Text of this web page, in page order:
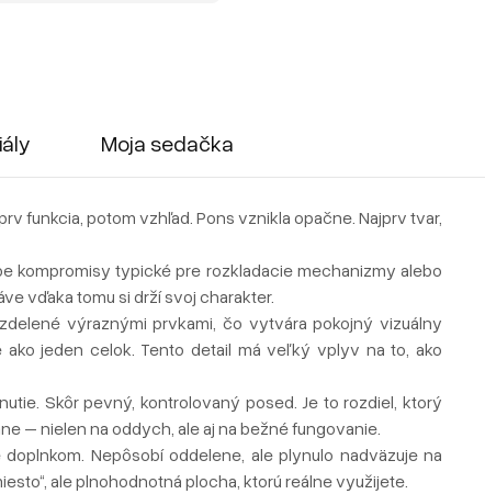
Moja sedačka
funkcia, potom vzhľad. Pons vznikla opačne. Najprv tvar,
kompromisy typické pre rozkladacie mechanizmy alebo
vďaka tomu si drží svoj charakter.
výraznými prvkami, čo vytvára pokojný vizuálny
ako jeden celok. Tento detail má veľký vplyv na to, ako
Skôr pevný, kontrolovaný posed. Je to rozdiel, ktorý
– nielen na oddych, ale aj na bežné fungovanie.
Nepôsobí oddelene, ale plynulo nadväzuje na
ale plnohodnotná plocha, ktorú reálne využijete.